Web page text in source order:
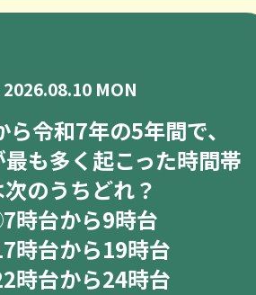
2026.08.10 MON
令和7年の5年間で、
も多く起こった時間帯
次のうちどれ？
時台から9時台
時台から19時台
時台から24時台